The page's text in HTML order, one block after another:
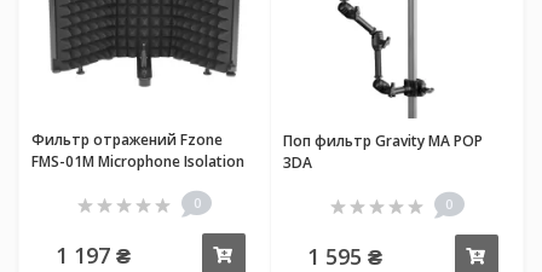
Фильтр отражений Fzone
FMS-01M Microphone Isolation
0
1 197 ₴
Поп фильтр Gravity MA POP
3DA
0
1 595 ₴